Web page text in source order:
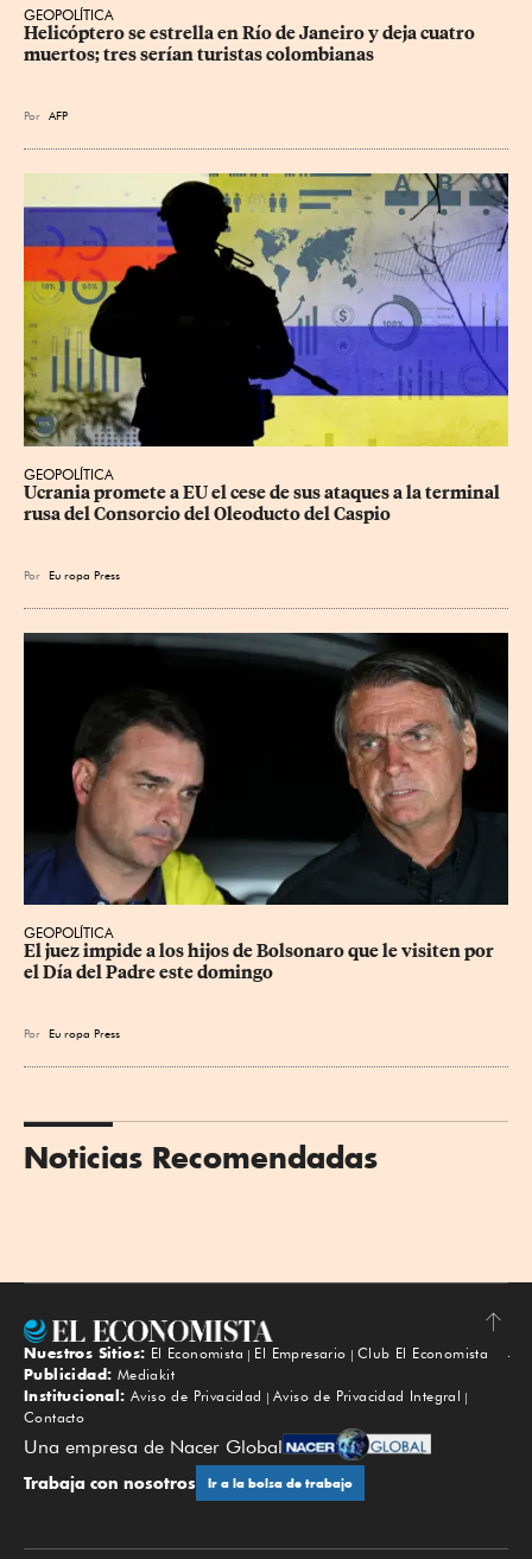
GEOPOLÍTICA
Helicóptero se estrella en Río de Janeiro y deja cuatro
muertos; tres serían turistas colombianas
Por AFP
GEOPOLÍTICA
Ucrania promete a EU el cese de sus ataques a la terminal
rusa del Consorcio del Oleoducto del Caspio
Por Eu ropa Press
GEOPOLÍTICA
El juez impide a los hijos de Bolsonaro que le visiten por
el Día del Padre este domingo
Por Eu ropa Press
Noticias Recomendadas
Subir
Nuestros Sitios: El Economista El Empresario
Club El Economista
Publicidad: Mediakit
Institucional: Aviso de Privacidad
Aviso de Privacidad Integral
Contacto
Una empresa de Nacer Global
Trabaja con nosotros Ir a la bolsa de trabajo